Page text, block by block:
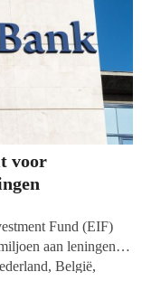
voor
Fund (EIF)
aan leningen
België,